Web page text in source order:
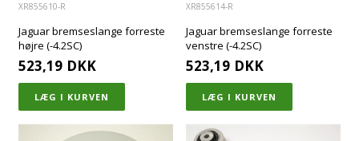
XR855610-R
Jaguar bremseslange forreste
højre (-4.2SC)
523,19 DKK
XR855614-R
Jaguar bremseslange forreste
venstre (-4.2SC)
523,19 DKK